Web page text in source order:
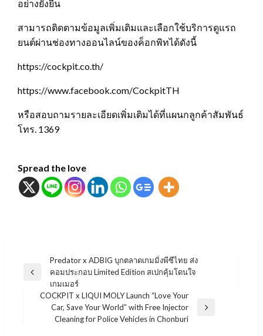
อย่างยั่งยืน
สามารถติดตามข้อมูลเพิ่มเติมและเลือกใช้บริการดูแรถ
ยนต์ผ่านช่องทางออนไลน์ของค็อกพิทได้ดังนี้
https://cockpit.co.th/
https://www.facebook.com/CockpitTH
หรือสอบถามรายละเอียดเพิ่มเติมได้ที่แผนกลูกค้าสัมพันธ์
โทร. 1369
Spread the love
แนะแนว
เรื่อง
Previous
Predator x ADBIG บุกตลาดเกมมิ่งพีซีไทย ส่ง
คอมประกอบ Limited Edition สเปกคุ้มโดนใจ
เกมเมอร์
COCKPIT x LIQUI MOLY Launch “Love Your
Car, Save Your World” with Free Injector
Cleaning for Police Vehicles in Chonburi